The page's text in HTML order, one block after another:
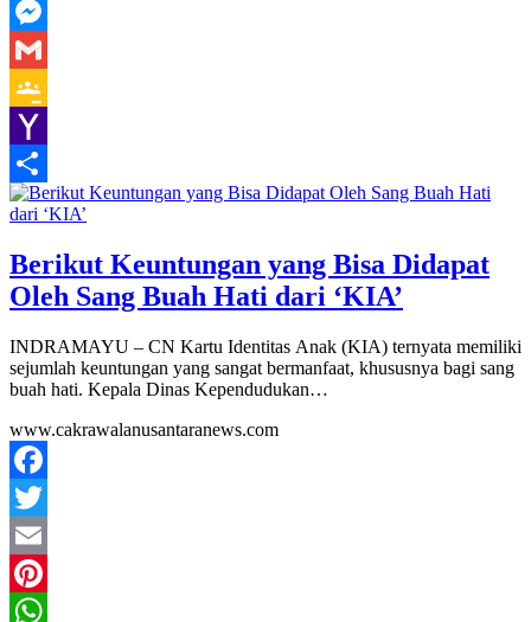
WeChat
Messenger
Gmail
Google
Classroom
Yahoo
Mail
Share
Berikut Keuntungan yang Bisa Didapat
Oleh Sang Buah Hati dari ‘KIA’
INDRAMAYU – CN Kartu Identitas Anak (KIA) ternyata memiliki
sejumlah keuntungan yang sangat bermanfaat, khususnya bagi sang
buah hati. Kepala Dinas Kependudukan…
www.cakrawalanusantaranews.com
Facebook
Twitter
Email
Pinterest